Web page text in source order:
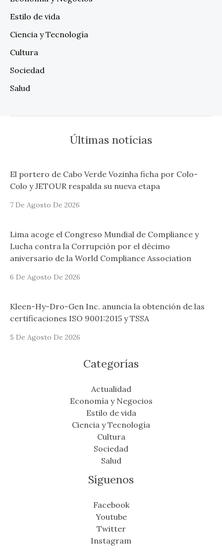
Estilo de vida
Ciencia y Tecnología
Cultura
Sociedad
Salud
Últimas notícias
El portero de Cabo Verde Vozinha ficha por Colo-
Colo y JETOUR respalda su nueva etapa
7 De Agosto De 2026
Lima acoge el Congreso Mundial de Compliance y
Lucha contra la Corrupción por el décimo
aniversario de la World Compliance Association
6 De Agosto De 2026
Kleen-Hy-Dro-Gen Inc. anuncia la obtención de las
certificaciones ISO 9001:2015 y TSSA
5 De Agosto De 2026
Categorías
Actualidad
Economía y Negocios
Estilo de vida
Ciencia y Tecnología
Cultura
Sociedad
Salud
Síguenos
Facebook
Youtube
Twitter
Instagram